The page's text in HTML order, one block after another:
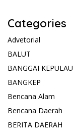
Categories
Advetorial
BALUT
BANGGAI
BANGKEP
Bencana Alam
Bencana Daerah
BERITA DAERAH